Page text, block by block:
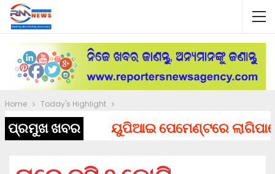
Home Today's Highlight
ପ୍ରମୁଖ ଖବର ୟୁପିଆଇ ପେମେଣ୍ଟରେ ଲାଗିପାରେ